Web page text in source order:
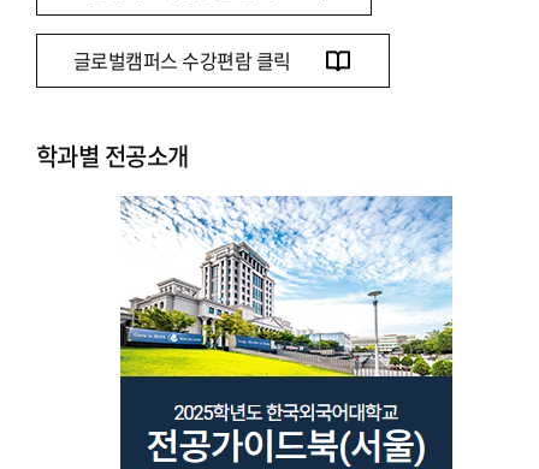
글로벌캠퍼스 수강편람 클릭
학과별 전공소개